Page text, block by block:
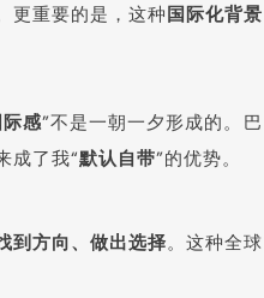
更重要的是，这种国际化背景
际感”不是一朝一夕形成的。巴
成了我“默认自带”的优势。
到方向、做出选择。这种全球